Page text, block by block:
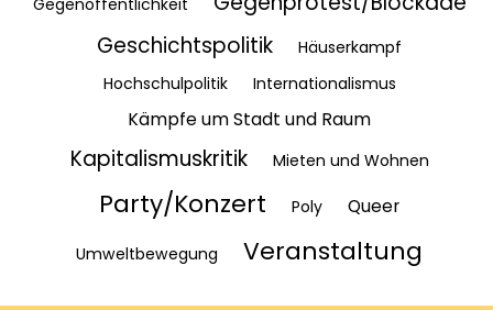
Gegenöffentlichkeit
Geschichtspolitik
Häuserkampf
Hochschulpolitik
Internationalismus
Kämpfe um Stadt und Raum
Kapitalismuskritik Mieten und Wohnen
Party/Konzert Poly Queer
Umweltbewegung Veranstaltung